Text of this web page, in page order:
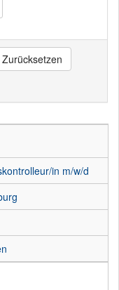
Zurücksetzen
in m/w/d